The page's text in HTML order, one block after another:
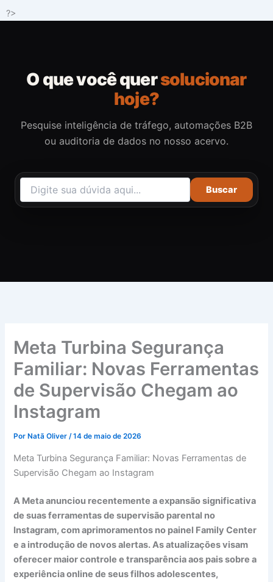
para
?>
O que você quersolucionar
hoje?
Pesquise inteligência de tráfego, automações B2B
ou auditoria de dados no nosso acervo.
Buscar
Meta Turbina Segurança
Familiar: Novas Ferramentas
de Supervisão Chegam ao
Instagram
Por Natã Oliver/14 de maio de 2026
Meta Turbina Segurança Familiar: Novas Ferramentas de
Supervisão Chegam ao Instagram
A Meta anunciou recentemente a expansão significativa
de suas ferramentas de supervisão parental no
Instagram, com aprimoramentos no painel Family Center
e a introdução de novos alertas. As atualizações visam
oferecer maior controle e transparência aos pais sobre a
experiência online de seus filhos adolescentes,